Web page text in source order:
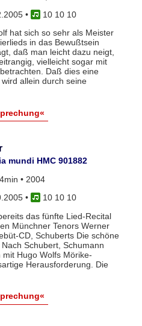
•
10 10 10
hat sich so sehr als Meister
in das Bewußtsein
daß man leicht dazu neigt,
vielleicht sogar mit
Daß dies eine
allein durch seine
mundi HMC 901882
• 2004
•
10 10 10
das fünfte Lied-Recital
Münchner Tenors Werner
CD, Schuberts Die schöne
Schubert, Schumann
Hugo Wolfs Mörike-
Herausforderung. Die